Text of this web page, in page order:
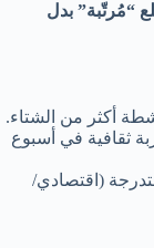
“مُرتّبة” بدل
أكثر من الشتاء.
ثقافية في أسبوع
(اقتصادي/